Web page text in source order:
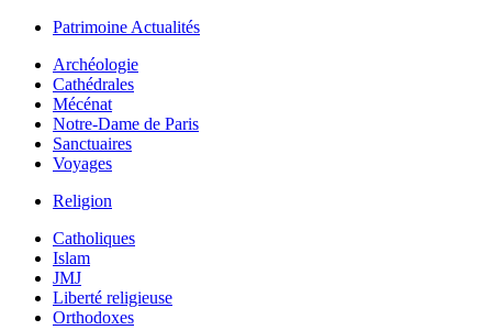
Patrimoine Actualités
Archéologie
Cathédrales
Mécénat
Notre-Dame de Paris
Sanctuaires
Voyages
Religion
Catholiques
Islam
JMJ
Liberté religieuse
Orthodoxes